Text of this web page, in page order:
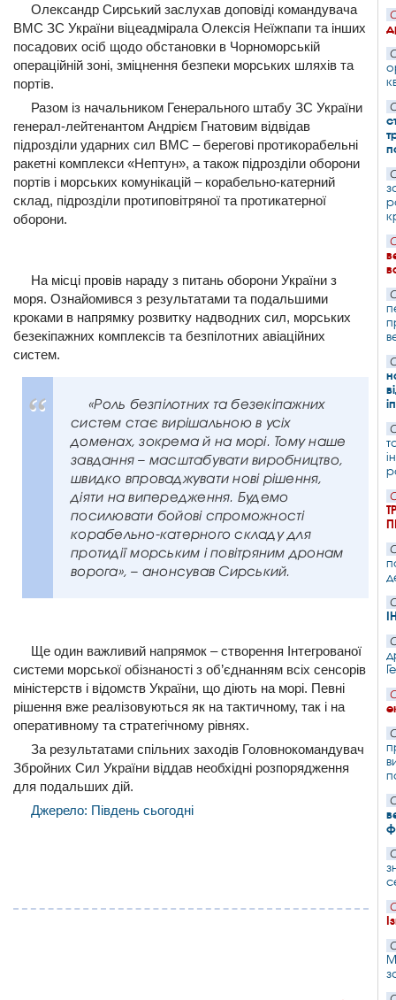
Олександр Сирський заслухав доповіді командувача
ВМС ЗС України віцеадмірала Олексія Неїжпапи та інших
посадових осіб щодо обстановки в Чорноморській
операційній зоні, зміцнення безпеки морських шляхів та
портів.
Разом із начальником Генерального штабу ЗС України
генерал-лейтенантом Андрієм Гнатовим відвідав
підрозділи ударних сил ВМС – берегові протикорабельні
ракетні комплекси «Нептун», а також підрозділи оборони
портів і морських комунікацій – корабельно-катерний
склад, підрозділи протиповітряної та протикатерної
оборони.
На місці провів нараду з питань оборони України з
моря. Ознайомився з результатами та подальшими
кроками в напрямку розвитку надводних сил, морських
безекіпажних комплексів та безпілотних авіаційних
систем.
«Роль безпілотних та безекіпажних
систем стає вирішальною в усіх
доменах, зокрема й на морі. Тому наше
завдання – масштабувати виробництво,
швидко впроваджувати нові рішення,
діяти на випередження. Будемо
посилювати бойові спроможності
корабельно-катерного складу для
протидії морським і повітряним дронам
ворога», – анонсував Сирський.
Ще один важливий напрямок – створення Інтегрованої
системи морської обізнаності з об’єднанням всіх сенсорів
міністерств і відомств України, що діють на морі. Певні
рішення вже реалізовуються як на тактичному, так і на
оперативному та стратегічному рівнях.
За результатами спільних заходів Головнокомандувач
Збройних Сил України віддав необхідні розпорядження
для подальших дій.
Джерело: Південь сьогодні